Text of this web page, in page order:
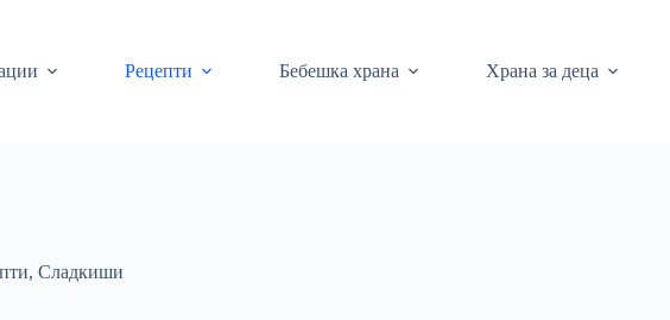
Рецепти Бебешка храна Храна за деца
, Сладкиши